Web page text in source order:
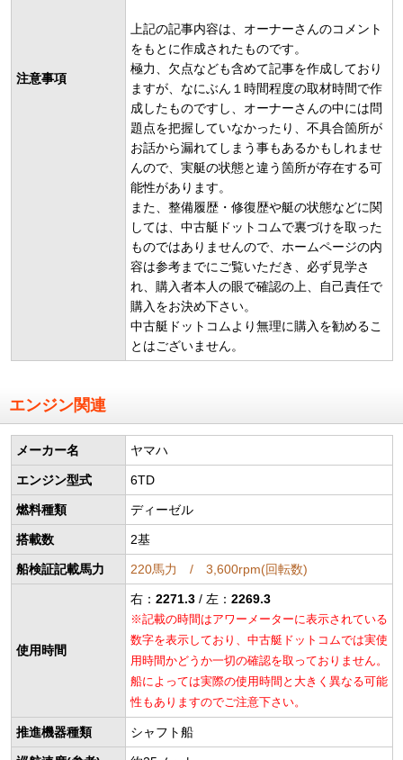
注意事項
上記の記事内容は、オーナーさんのコメント
をもとに作成されたものです。
極力、欠点なども含めて記事を作成しており
ますが、なにぶん１時間程度の取材時間で作
成したものですし、オーナーさんの中には問
題点を把握していなかったり、不具合箇所が
お話から漏れてしまう事もあるかもしれませ
んので、実艇の状態と違う箇所が存在する可
能性があります。
また、整備履歴・修復歴や艇の状態などに関
しては、中古艇ドットコムで裏づけを取った
ものではありませんので、ホームページの内
容は参考までにご覧いただき、必ず見学さ
れ、購入者本人の眼で確認の上、自己責任で
購入をお決め下さい。
中古艇ドットコムより無理に購入を勧めるこ
とはございません。
エンジン関連
メーカー名 ヤマハ
エンジン型式 6TD
燃料種類 ディーゼル
搭載数 2基
船検証記載馬力 220馬力 / 3,600rpm(回転数)
使用時間
右： 2271.3/ 左： 2269.3
※記載の時間はアワーメーターに表示されている
数字を表示しており、中古艇ドットコムでは実使
用時間かどうか一切の確認を取っておりません。
船によっては実際の使用時間と大きく異なる可能
性もありますのでご注意下さい。
推進機器種類 シャフト船